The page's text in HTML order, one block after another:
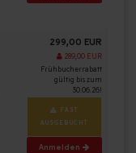
299,00 EUR
289,00 EUR
Frühbucherrabatt
gültig bis zum
30.06.26!
FAST
AUSGEBUCHT
Anmelden